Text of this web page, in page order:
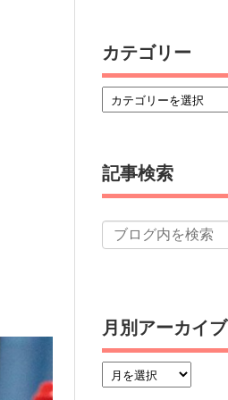
カテゴリー
記事検索
月別アーカイブ